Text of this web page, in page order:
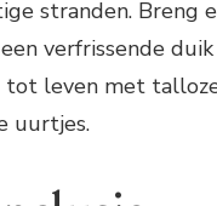
stranden. Breng
verfrissende
tot leven met
uurtjes.